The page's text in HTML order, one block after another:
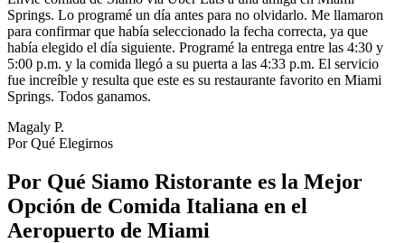
Springs. Lo programé un día antes para no olvidarlo. Me llamaron
para confirmar que había seleccionado la fecha correcta, ya que
había elegido el día siguiente. Programé la entrega entre las 4:30 y
5:00 p.m. y la comida llegó a su puerta a las 4:33 p.m. El servicio
fue increíble y resulta que este es su restaurante favorito en Miami
Springs. Todos ganamos.
Magaly P.
Por Qué Elegirnos
Por Qué Siamo Ristorante es la Mejor
Opción de Comida Italiana en el
Aeropuerto de Miami